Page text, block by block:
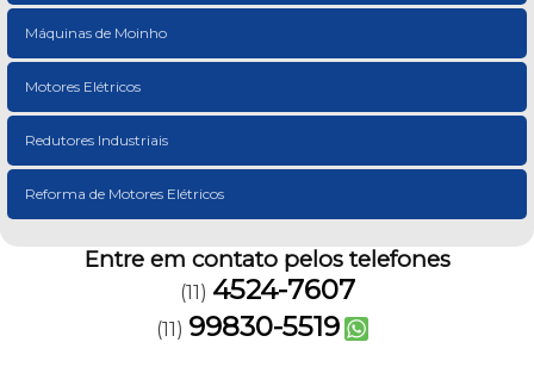
Máquinas de Moinho
Motores Elétricos
Redutores Industriais
Reforma de Motores Elétricos
Entre em contato pelos telefones
(11) 4524-7607
(11) 99830-5519